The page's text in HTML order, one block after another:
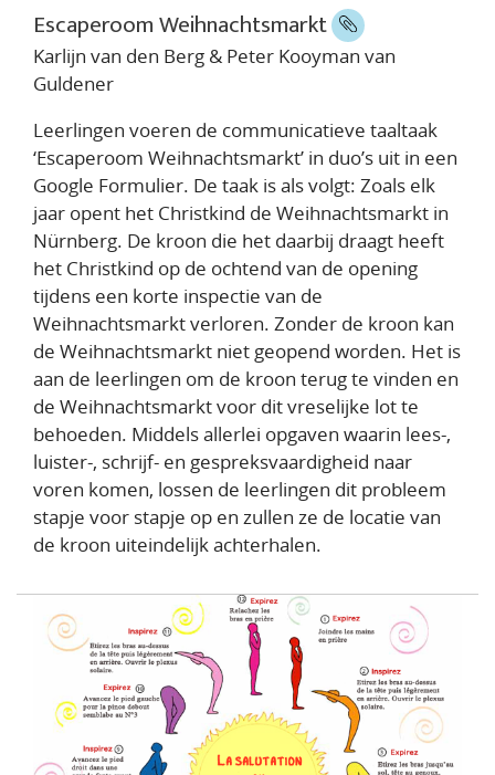
Escaperoom Weihnachtsmarkt
Karlijn van den Berg & Peter Kooyman van
Guldener
Leerlingen voeren de communicatieve taaltaak
‘Escaperoom Weihnachtsmarkt’ in duo’s uit in een
Google Formulier. De taak is als volgt: Zoals elk
jaar opent het Christkind de Weihnachtsmarkt in
Nürnberg. De kroon die het daarbij draagt heeft
het Christkind op de ochtend van de opening
tijdens een korte inspectie van de
Weihnachtsmarkt verloren. Zonder de kroon kan
de Weihnachtsmarkt niet geopend worden. Het is
aan de leerlingen om de kroon terug te vinden en
de Weihnachtsmarkt voor dit vreselijke lot te
behoeden. Middels allerlei opgaven waarin lees-,
luister-, schrijf- en gespreksvaardigheid naar
voren komen, lossen de leerlingen dit probleem
stapje voor stapje op en zullen ze de locatie van
de kroon uiteindelijk achterhalen.